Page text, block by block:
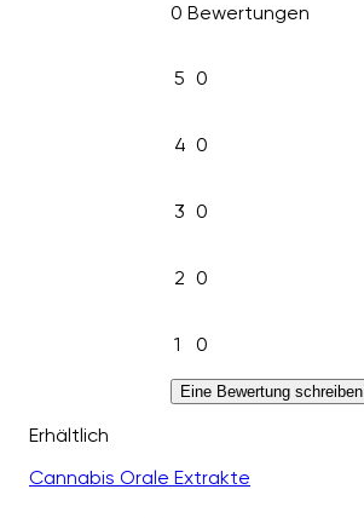
0 Bewertungen
5 0
4 0
3 0
2 0
1 0
Eine Bewertung schreiben
Erhältlich
Cannabis Orale Extrakte